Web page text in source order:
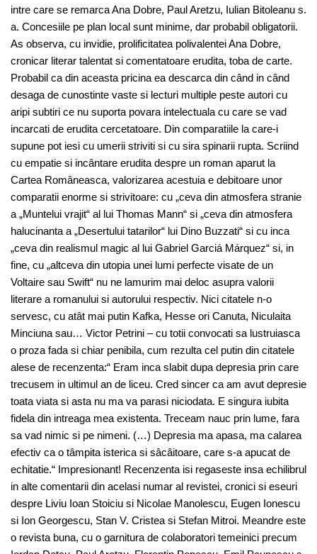
intre care se remarca Ana Dobre, Paul Aretzu, Iulian Bitoleanu s.
a. Concesiile pe plan local sunt minime, dar probabil obligatorii.
As observa, cu invidie, prolificitatea polivalentei Ana Dobre,
cronicar literar talentat si comentatoare erudita, toba de carte.
Probabil ca din aceasta pricina ea descarca din când in când
desaga de cunostinte vaste si lecturi multiple peste autori cu
aripi subtiri ce nu suporta povara intelectuala cu care se vad
incarcati de erudita cercetatoare. Din comparatiile la care-i
supune pot iesi cu umerii striviti si cu sira spinarii rupta. Scriind
cu empatie si incântare erudita despre un roman aparut la
Cartea Româneasca, valorizarea acestuia e debitoare unor
comparatii enorme si strivitoare: cu „ceva din atmosfera stranie
a „Muntelui vrajit“ al lui Thomas Mann“ si „ceva din atmosfera
halucinanta a „Desertului tatarilor“ lui Dino Buzzati“ si cu inca
„ceva din realismul magic al lui Gabriel Garciá Márquez“ si, in
fine, cu „altceva din utopia unei lumi perfecte visate de un
Voltaire sau Swift“ nu ne lamurim mai deloc asupra valorii
literare a romanului si autorului respectiv. Nici citatele n-o
servesc, cu atât mai putin Kafka, Hesse ori Canuta, Niculaita
Minciuna sau… Victor Petrini – cu totii convocati sa lustruiasca
o proza fada si chiar penibila, cum rezulta cel putin din citatele
alese de recenzenta:“ Eram inca slabit dupa depresia prin care
trecusem in ultimul an de liceu. Cred sincer ca am avut depresie
toata viata si asta nu ma va parasi niciodata. E singura iubita
fidela din intreaga mea existenta. Treceam nauc prin lume, fara
sa vad nimic si pe nimeni. (…) Depresia ma apasa, ma calarea
efectiv ca o tâmpita isterica si sâcâitoare, care s-a apucat de
echitatie.“ Impresionant! Recenzenta isi regaseste insa echilibrul
in alte comentarii din acelasi numar al revistei, cronici si eseuri
despre Liviu Ioan Stoiciu si Nicolae Manolescu, Eugen Ionescu
si Ion Georgescu, Stan V. Cristea si Stefan Mitroi. Meandre este
o revista buna, cu o garnitura de colaboratori temeinici precum